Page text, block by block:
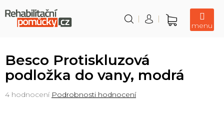
na
obsah
Nákupní
Besco Protiskluzová
podložka do vany, modrá
Průměrné
4 hodnocení Podrobnosti hodnocení